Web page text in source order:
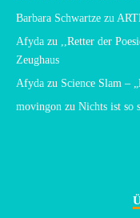
Barbara Schwartze zu
Afyda zu
,,Retter der
Zeughaus
Afyda zu Science Slam –
movingon zu Nichts ist so